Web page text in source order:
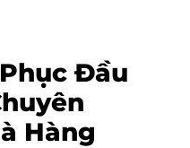
Đầu
Hàng